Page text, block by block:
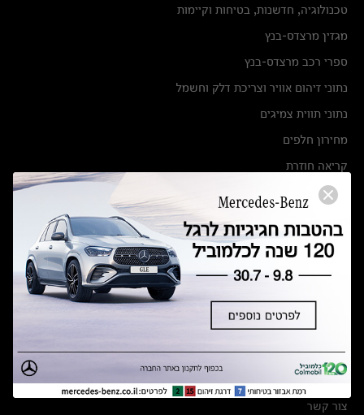
טכנולוגיה, חדשנות, בטיחות וקיימות
מגזין מרצדס-בנץ
ספרי רכב מרצדס-בנץ
נתוני זיהום אוויר וצריכת דלק וחשמל
נתוני תווית צמיגים
מחירון חלפים
קריאה חוזרת
הודעה על הטבות לרכבי מרצדס בהסדר פשרה בתצ 56447-02-19
תקנון ימי מכירות 120 לכלמוביל
מצאו אותנו
אולמות תצוגה
מרכזי שירות
צור קשר